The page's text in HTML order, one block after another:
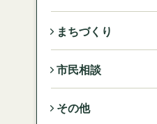
まちづくり
市民相談
その他